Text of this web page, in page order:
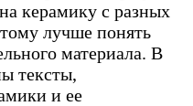
керамику с разных
лучше понять
материала. В
тексты,
и ее